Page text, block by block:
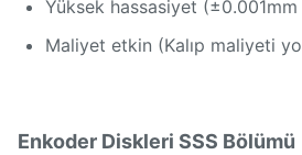
Yüksek hassasiyet
Maliyet etkin (Kalıp maliyeti
Enkoder Diskleri SSS Bölümü